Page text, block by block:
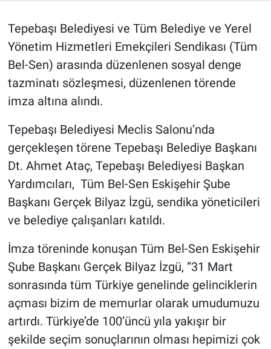
Tepebaşı Belediyesi ve Tüm Belediye ve Yerel
Yönetim Hizmetleri Emekçileri Sendikası (Tüm
Bel-Sen) arasında düzenlenen sosyal denge
tazminatı sözleşmesi, düzenlenen törende
imza altına alındı.
Tepebaşı Belediyesi Meclis Salonu’nda
gerçekleşen törene Tepebaşı Belediye Başkanı
Dt. Ahmet Ataç, Tepebaşı Belediyesi Başkan
Yardımcıları, Tüm Bel-Sen Eskişehir Şube
Başkanı Gerçek Bilyaz İzgü, sendika yöneticileri
ve belediye çalışanları katıldı.
İmza töreninde konuşan Tüm Bel-Sen Eskişehir
Şube Başkanı Gerçek Bilyaz İzgü, “31 Mart
sonrasında tüm Türkiye genelinde gelinciklerin
açması bizim de memurlar olarak umudumuzu
artırdı. Türkiye’de 100’üncü yıla yakışır bir
şekilde seçim sonuçlarının olması hepimizi çok